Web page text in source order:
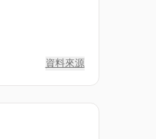
資料來源